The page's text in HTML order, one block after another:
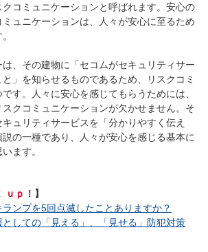
コミュニケーションと呼ばれます。安心の
ュニケーションは、人々が安心に至るため
、その建物に「セコムがセキュリティサー
」を知らせるものであるため、リスクコミ
す。人々に安心を感じてもらうためには、
クコミュニケーションが欠かせません。そ
ュリティサービスを「分かりやすく伝え
の一種であり、人々が安心を感じる基本に
ます。
ｕｐ！ 】
ンプを5回点滅したことありますか？
しての「見える」、「見せる」防犯対策